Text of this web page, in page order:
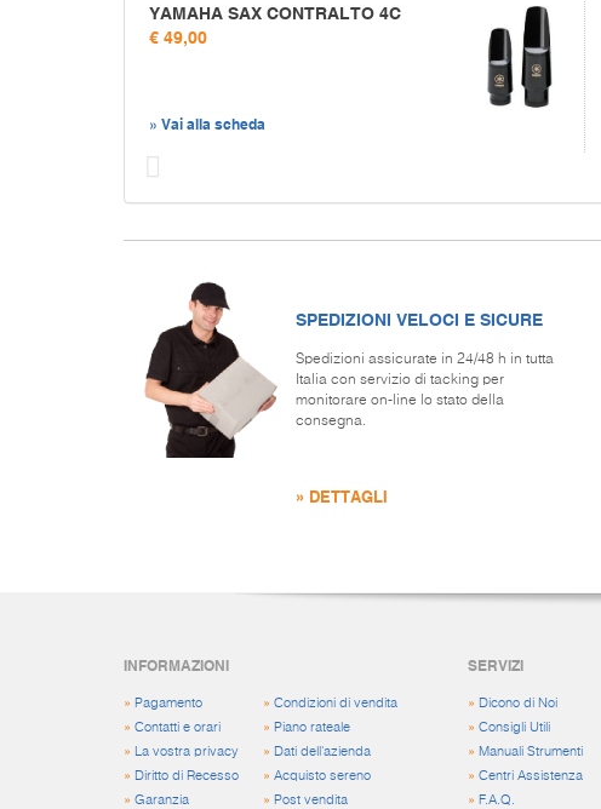
YAMAHA SAX CONTRALTO 4C
€ 49,00
» Vai alla scheda
SPEDIZIONI VELOCI E SICURE
Spedizioni assicurate in 24/48 h in tutta
Italia con servizio di tacking per
monitorare on-line lo stato della
consegna.
» DETTAGLI
INFORMAZIONI
» Pagamento
» Contatti e orari
»
La vostra privacy
» Diritto di Recesso
» Garanzia
» Condizioni di vendita
» Piano rateale
» Dati dell'azienda
» Acquisto sereno
» Post vendita
SERVIZI
» Dicono di Noi
»Consigli Utili
» Manuali Strumenti
»Centri Assistenza
» F.A.Q.